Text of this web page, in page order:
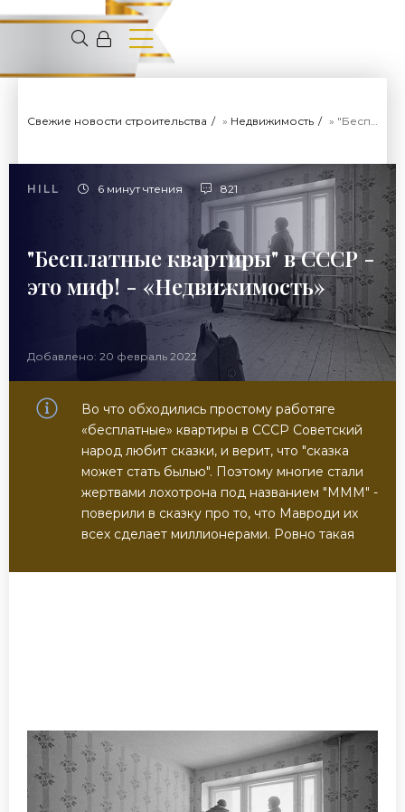
Свежие новости строительства » Недвижимость » "Бесплатные квартиры" в СССР - это миф! - «Недвижимость»
HILL 6 минут чтения 821
"Бесплатные квартиры" в СССР -
это миф! - «Недвижимость»
Добавлено: 20 февраль 2022
Во что обходились простому работяге
«бесплатные» квартиры в СССР Советский
народ любит сказки, и верит, что "сказка
может стать былью". Поэтому многие стали
жертвами лохотрона под названием "МММ" -
поверили в сказку про то, что Мавроди их
всех сделает миллионерами. Ровно такая